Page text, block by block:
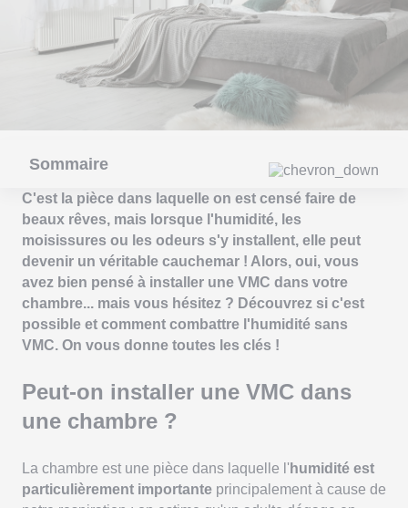
Sommaire
C'est la pièce dans laquelle on est censé faire de
beaux rêves, mais lorsque l'humidité, les
moisissures ou les odeurs s'y installent, elle peut
devenir un véritable cauchemar ! Alors, oui, vous
avez bien pensé à installer une VMC dans votre
chambre... mais vous hésitez ? Découvrez si c'est
possible et comment combattre l'humidité sans
VMC. On vous donne toutes les clés !
Peut-on installer une VMC dans
une chambre ?
La chambre est une pièce dans laquelle l' humidité est
particulièrement importante principalement à cause de